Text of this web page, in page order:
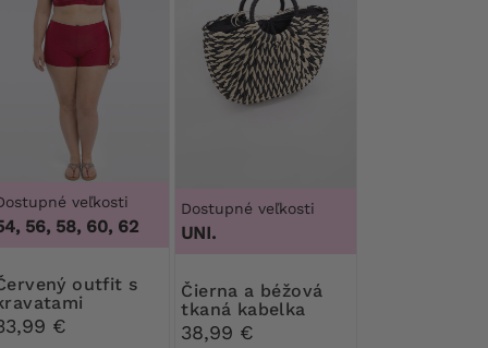
veľkosti
56, 58, 60, 62
s
€
Dostupné veľkosti
UNI.
Čierna a béžová
tkaná kabelka
38,99 €